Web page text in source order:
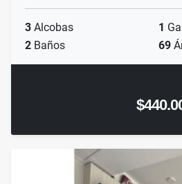
3 Alcobas 1
2 Baños 69